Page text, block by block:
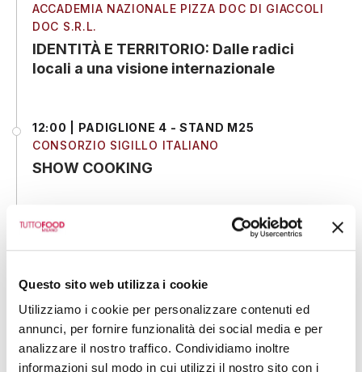
Questo sito web utilizza i cookie
Utilizziamo i cookie per personalizzare contenuti ed
annunci, per fornire funzionalità dei social media e per
analizzare il nostro traffico. Condividiamo inoltre
informazioni sul modo in cui utilizzi il nostro sito con i
ACCADEMIA NAZIONALE PIZZA DOC DI GIACCOLI
DOC S.R.L.
IDENTITÀ E TERRITORIO: Dalle radici
locali a una visione internazionale
12:00 | PADIGLIONE 4 - STAND M25
CONSORZIO SIGILLO ITALIANO
SHOW COOKING
12:00 | PADIGLIONE 4 - STAND M13
Nero di Pecorara De.Co.
12:00 | PADIGLIONE 1 - STAND T14
VIVOLAT SRL